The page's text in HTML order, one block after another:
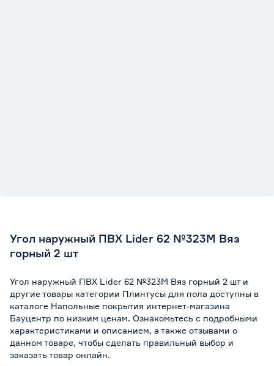
Угол наружный ПВХ Lider 62 №323М Вяз
горный 2 шт
Угол наружный ПВХ Lider 62 №323М Вяз горный 2 шт и
другие товары категории Плинтусы для пола доступны в
каталоге Напольные покрытия интернет-магазина
Бауцентр по низким ценам. Ознакомьтесь с подробными
характеристиками и описанием, а также отзывами о
данном товаре, чтобы сделать правильный выбор и
заказать товар онлайн.